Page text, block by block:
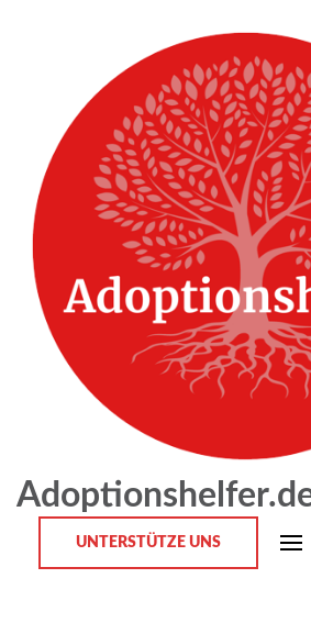
UNTERSTÜTZE UNS